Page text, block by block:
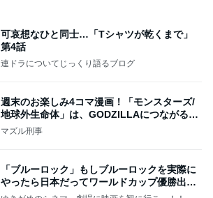
可哀想なひと同士…「Tシャツが乾くまで」
第4話
連ドラについてじっくり語るブログ
週末のお楽しみ4コマ漫画！「モンスターズ/
地球外生命体」は、GODZILLAにつながる出
世作！
マズル刑事
「ブルーロック」もしブルーロックを実際に
やったら日本だってワールドカップ優勝出来
るかもしれません